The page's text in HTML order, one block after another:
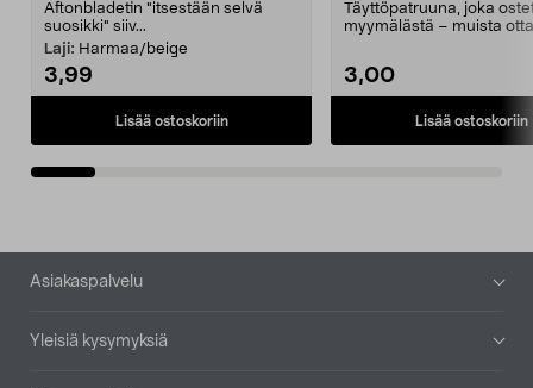
Aftonbladetin "itsestään selvä
suosikki" siiv...
Laji: Harmaa/beige
3,99
Lisää ostoskoriin
Täyttöpatruuna, joka
myymälästä – muista
3,00
Lisää ostoskoriin
Alatunniste
Asiakaspalvelu
Yleisiä kysymyksiä